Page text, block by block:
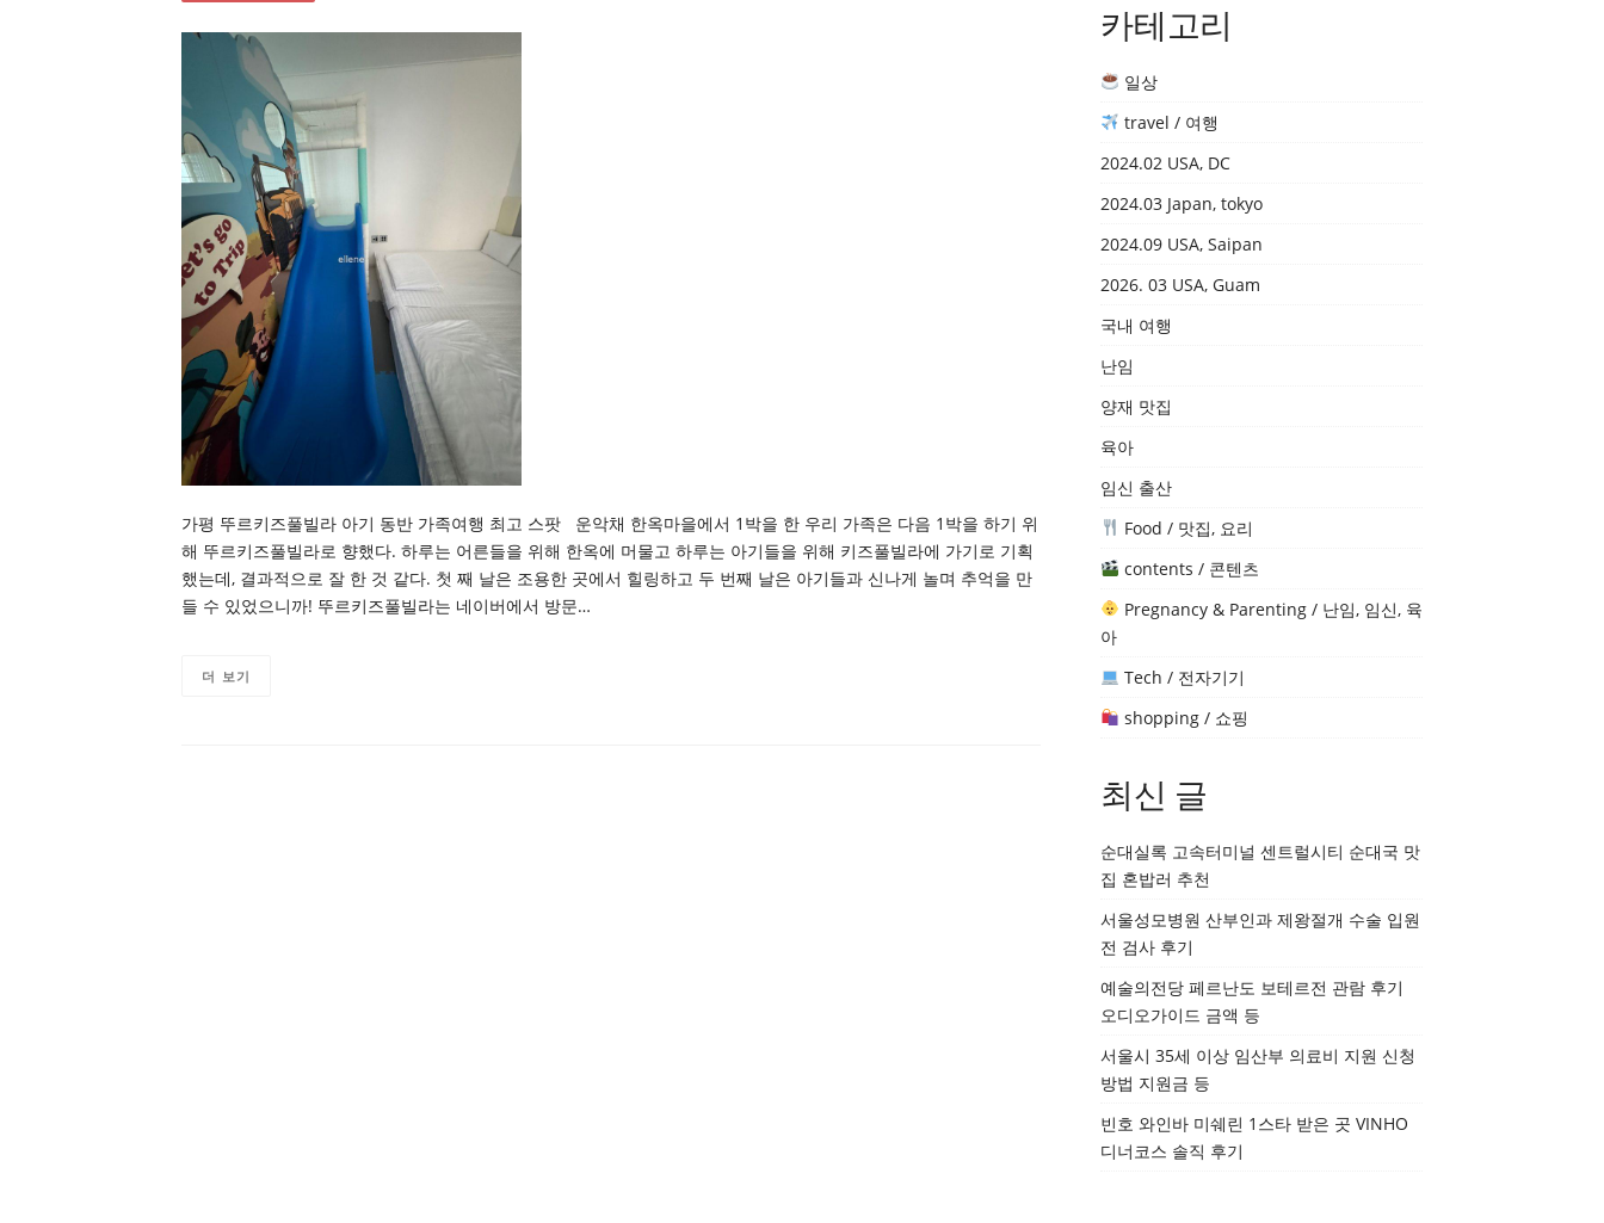
가평 뚜르키즈풀빌라 아기 동반 가족여행 최고 스팟 운악채 한옥마을에서 1박을 한 우리 가족은 다음 1박을 하기 위
해 뚜르키즈풀빌라로 향했다. 하루는 어른들을 위해 한옥에 머물고 하루는 아기들을 위해 키즈풀빌라에 가기로 기획
했는데, 결과적으로 잘 한 것 같다. 첫 째 날은 조용한 곳에서 힐링하고 두 번째 날은 아기들과 신나게 놀며 추억을 만
들 수 있었으니까! 뚜르키즈풀빌라는 네이버에서 방문…
더 보기
카테고리
일상
travel / 여행
2024.02 USA, DC
2024.03 Japan, tokyo
2024.09 USA, Saipan
2026. 03 USA, Guam
국내 여행
난임
양재 맛집
육아
임신 출산
Food / 맛집, 요리
contents / 콘텐츠
Pregnancy & Parenting / 난임, 임신, 육
아
Tech / 전자기기
shopping / 쇼핑
최신 글
순대실록 고속터미널 센트럴시티 순대국 맛
집 혼밥러 추천
서울성모병원 산부인과 제왕절개 수술 입원
전 검사 후기
예술의전당 페르난도 보테르전 관람 후기
오디오가이드 금액 등
서울시 35세 이상 임산부 의료비 지원 신청
방법 지원금 등
빈호 와인바 미쉐린 1스타 받은 곳 VINHO
디너코스 솔직 후기